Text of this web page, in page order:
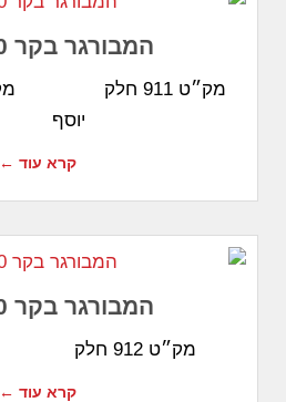
המבורגר בקר 220 גרם
יוסף
קרא עוד ←
המבורגר בקר 300 גרם
מק״ט 912 חלק
קרא עוד ←